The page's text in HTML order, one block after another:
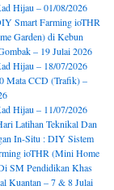
Hijau – 01/08/2026
Smart Farming ioTHR
Garden) di Kebun
– 19 Julai 2026
Hijau – 18/07/2026
Mata CCD (Trafik) –
Hijau – 11/07/2026
Latihan Teknikal Dan
In-Situ : DIY Sistem
ioTHR (Mini Home
SM Pendidikan Khas
Kuantan – 7 & 8 Julai